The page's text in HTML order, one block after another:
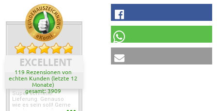
EXCELLENT
119 Rezensionen von
echten Kunden (letzte 12
Monate)
gesamt: 3909
Super schnelle
Lieferung. Genauso
wie es sein soll! Gerne